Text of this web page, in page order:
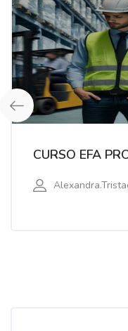
CURSO EFA